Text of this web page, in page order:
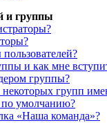
и группы
и как мне
группы?
групп
по умолчанию?
«Наша команда»?